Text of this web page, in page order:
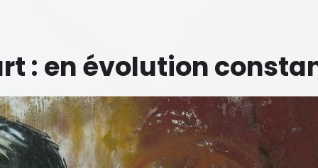
: en évolution